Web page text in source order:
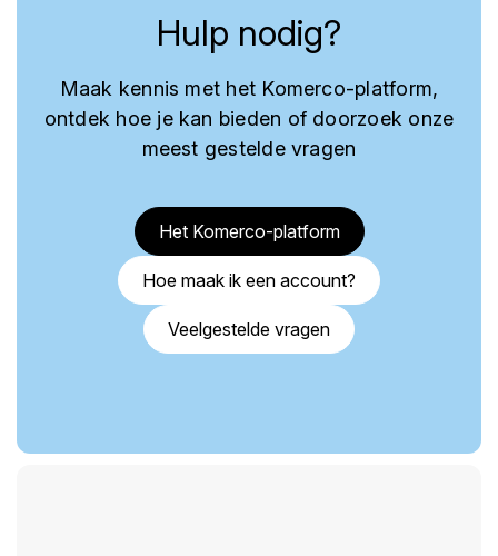
Hulp nodig?
Maak kennis met het Komerco-platform,
ontdek hoe je kan bieden of doorzoek onze
meest gestelde vragen
Het Komerco-platform
Hoe maak ik een account?
Veelgestelde vragen